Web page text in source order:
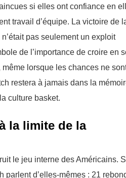
si elles ont confiance en
travail d’équipe. La victoire de
pas seulement un exploit
de l’importance de croire en
lorsque les chances ne
restera à jamais dans la
culture basket.
la limite de la
le jeu interne des Américains.
parlent d’elles-mêmes : 21